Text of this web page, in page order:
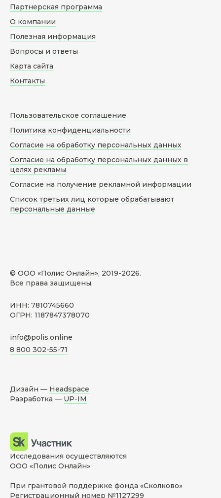
© ООО «Полис Онлайн», 2019-2026.
Все права защищены.
ИНН: 7810745660
ОГРН: 1187847378070
info@polis.online
8 800 302-55-71
Партнерская программа
О компании
Полезная информация
Вопросы и ответы
Карта сайта
Контакты
Пользовательское соглашение
Политика конфиденциальности
Согласие на обработку персональных данных
Согласие на обработку персональных данных в
целях рекламы
Согласие на получение рекламной информации
Список третьих лиц которые обрабатывают
персональные данные
Дизайн — Headspace
Разработка — UP-IM
Исследования осуществляются
ООО «Полис Онлайн»
При грантовой поддержке фонда «Сколково»
Регистрационный номер №1127299